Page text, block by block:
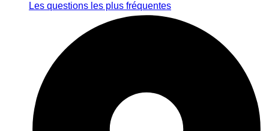
Les questions les plus fréquentes